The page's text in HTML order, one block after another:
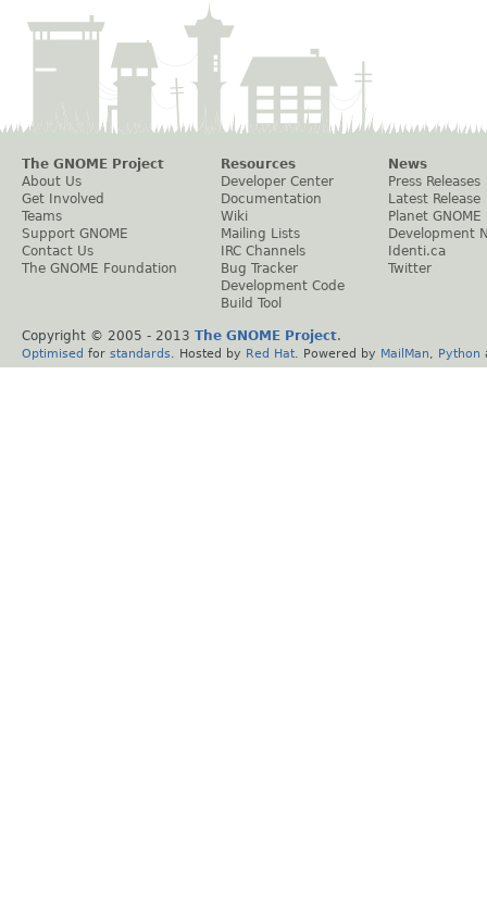
The GNOME Project
About Us
Get Involved
Teams
Support GNOME
Contact Us
The GNOME Foundation
Resources
Developer Center
Documentation
Wiki
Mailing Lists
IRC Channels
Bug Tracker
Development Code
Build Tool
News
Press Releases
Latest Release
Planet GNOME
Development
Identi.ca
Twitter
Copyright © 2005 - 2013 The GNOME Project.
Optimised for standards . Hosted by Red Hat . Powered by MailMan Python